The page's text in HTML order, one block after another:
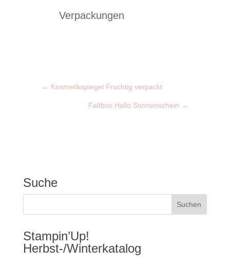
Verpackungen
← Kosmetikspiegel Fruchtig verpackt
Faltbox Hallo Sonnenschein →
Suche
Stampin’Up!
Herbst-/Winterkatalog